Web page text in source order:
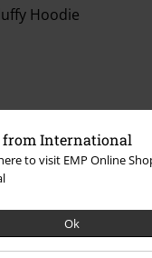
from International
to visit EMP Online
Ok
Hoodie